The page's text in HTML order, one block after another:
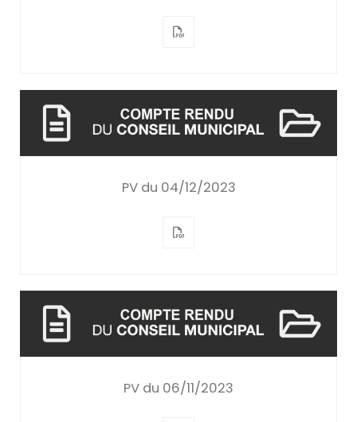
PV du 04/12/2023
PV du 06/11/2023